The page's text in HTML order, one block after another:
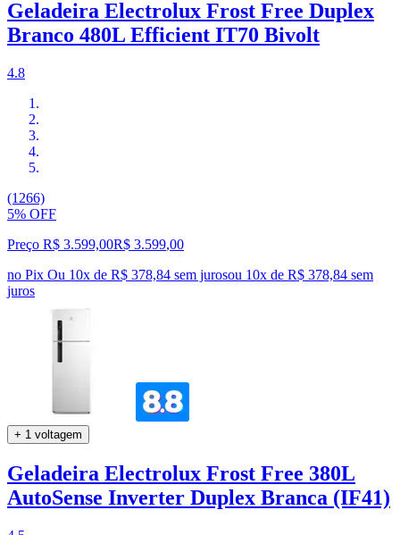
Geladeira Electrolux Frost Free Duplex
Branco 480L Efficient IT70 Bivolt
4.8
(1266)
5% OFF
Preço R$ 3.599,00R$ 3.599,00
no Pix Ou 10x de R$ 378,84 sem jurosou 10x de R$ 378,84 sem
juros
+ 1 voltagem
Geladeira Electrolux Frost Free 380L
AutoSense Inverter Duplex Branca (IF41)